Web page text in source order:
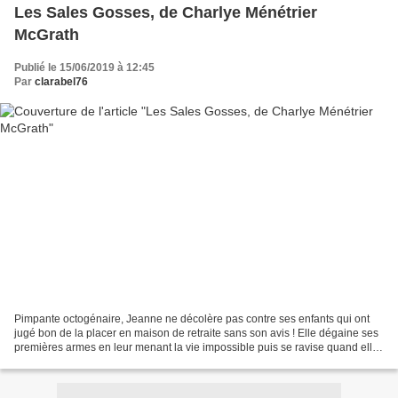
Les Sales Gosses, de Charlye Ménétrier
McGrath
Publié le 15/06/2019 à 12:45
Par clarabel76
Pimpante octogénaire, Jeanne ne décolère pas contre ses enfants qui ont
jugé bon de la placer en maison de retraite sans son avis ! Elle dégaine ses
premières armes en leur menant la vie impossible puis se ravise quand elle